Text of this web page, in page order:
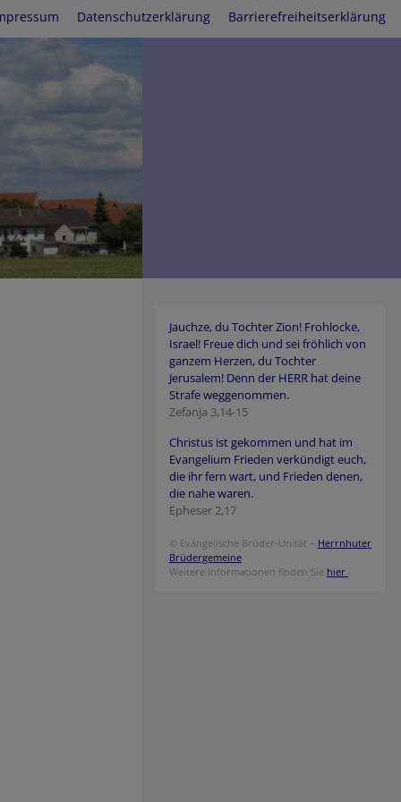
Datenschutzerklärung Barrierefreiheitserklärung
Jauchze, du Tochter Zion! Frohlocke,
Israel! Freue dich und sei fröhlich von
ganzem Herzen, du Tochter
Jerusalem! Denn der HERR hat deine
Strafe weggenommen.
Zefanja 3,14-15
Christus ist gekommen und hat im
Evangelium Frieden verkündigt euch,
die ihr fern wart, und Frieden denen,
die nahe waren.
Epheser 2,17
© Evangelische Brüder-Unität – Herrnhuter
Brüdergemeine
Weitere Informationen finden Sie hier